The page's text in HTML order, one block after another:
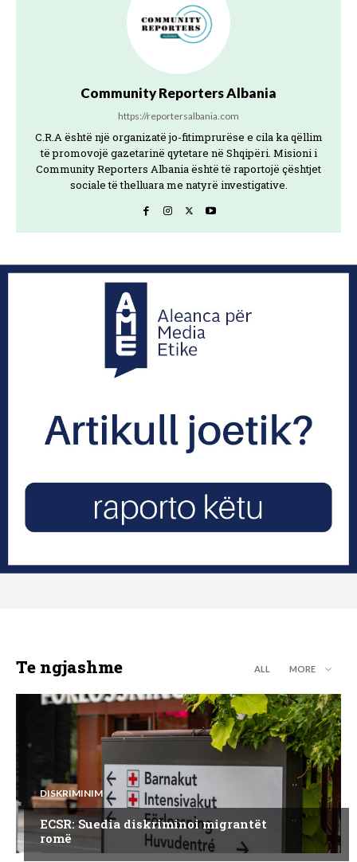
Community Reporters Albania
https://reportersalbania.com
C.R.A është një organizatë jo-fitimprurëse e cila ka qëllim
të promovojë gazetarinë qytetare në Shqipëri. Misioni i
Community Reporters Albania është të raportojë çështjet
sociale të thelluara me natyrë investigative.
Te ngjashme ALL MORE
DISKRIMINIM
ECSR: Suedia diskriminoi migrantët
romë